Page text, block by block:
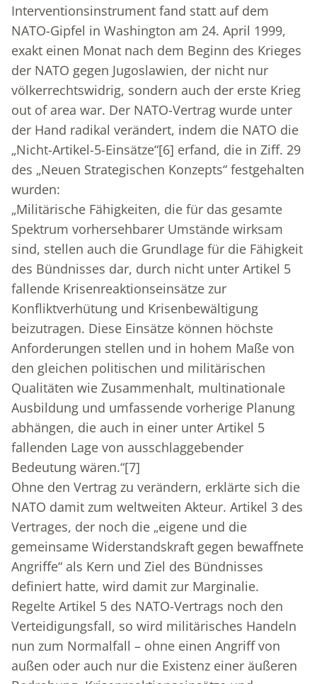
Interventionsinstrument fand statt auf dem
NATO-Gipfel in Washington am 24. April 1999,
exakt einen Monat nach dem Beginn des Krieges
der NATO gegen Jugoslawien, der nicht nur
völkerrechtswidrig, sondern auch der erste Krieg
out of area war. Der NATO-Vertrag wurde unter
der Hand radikal verändert, indem die NATO die
„Nicht-Artikel-5-Einsätze“[6] erfand, die in Ziff. 29
des „Neuen Strategischen Konzepts“ festgehalten
wurden:
„Militärische Fähigkeiten, die für das gesamte
Spektrum vorhersehbarer Umstände wirksam
sind, stellen auch die Grundlage für die Fähigkeit
des Bündnisses dar, durch nicht unter Artikel 5
fallende Krisenreaktionseinsätze zur
Konfliktverhütung und Krisenbewältigung
beizutragen. Diese Einsätze können höchste
Anforderungen stellen und in hohem Maße von
den gleichen politischen und militärischen
Qualitäten wie Zusammenhalt, multinationale
Ausbildung und umfassende vorherige Planung
abhängen, die auch in einer unter Artikel 5
fallenden Lage von ausschlaggebender
Bedeutung wären.“[7]
Ohne den Vertrag zu verändern, erklärte sich die
NATO damit zum weltweiten Akteur. Artikel 3 des
Vertrages, der noch die „eigene und die
gemeinsame Widerstandskraft gegen bewaffnete
Angriffe“ als Kern und Ziel des Bündnisses
definiert hatte, wird damit zur Marginalie.
Regelte Artikel 5 des NATO-Vertrags noch den
Verteidigungsfall, so wird militärisches Handeln
nun zum Normalfall – ohne einen Angriff von
außen oder auch nur die Existenz einer äußeren